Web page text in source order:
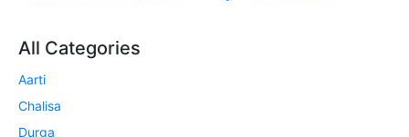
All Categories
Aarti
Chalisa
Durga